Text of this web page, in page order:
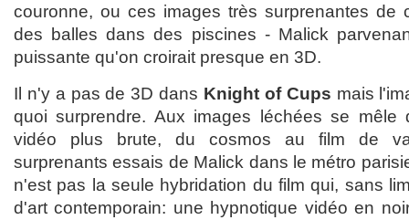
couronne, ou ces images très surprenantes de
des balles dans des piscines - Malick
puissante qu'on croirait presque en 3D.
Il n'y a pas de 3D dans Knight of Cups mais
quoi surprendre. Aux images léchées se
vidéo plus brute, du cosmos au film de
surprenants essais de Malick dans le métro
n'est pas la seule hybridation du film qui, sans
d'art contemporain: une hypnotique vidéo en